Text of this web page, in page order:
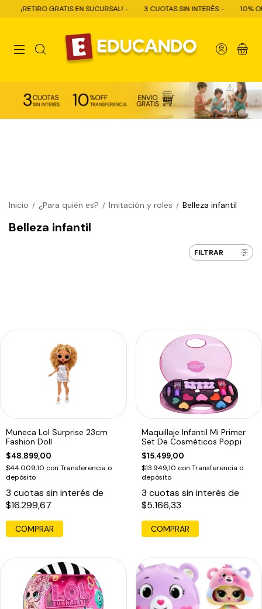
GRATIS EN SUCURSAL! - 3 CUOTAS SIN INTERÉS - 10% OFF CON
0
Inicio / ¿Para quién es? / Imitación y roles / Belleza infantil
Belleza infantil
FILTRAR
Muñeca Lol Surprise 23cm
Fashion Doll
$48.899,00
$44.009,10 con Transferencia o
depósito
3 cuotas sin interés de
$16.299,67
COMPRAR
Maquillaje Infantil Mi Primer
Set De Cosméticos Poppi
$15.499,00
$13.949,10 con Transferencia o
depósito
3 cuotas sin interés de
$5.166,33
COMPRAR